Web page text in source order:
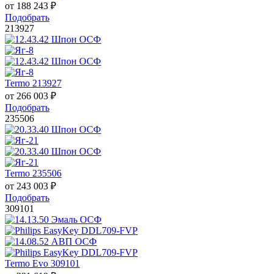
от 188 243 ₽
Подобрать
213927
Termo 213927
от 266 003 ₽
Подобрать
235506
Termo 235506
от 243 003 ₽
Подобрать
309101
Termo Evo 309101